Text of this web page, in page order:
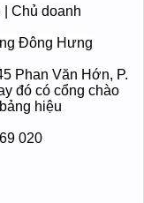
Chủ doanh
Đông Hưng
Phan Văn Hớn, P.
đó có cổng chào
hiệu
020